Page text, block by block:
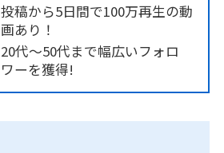
投稿から5日間で100万再生の動
画あり！
20代〜50代まで幅広いフォロ
ワーを獲得!